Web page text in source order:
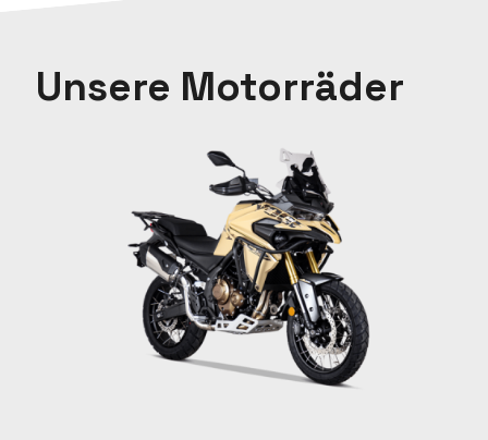
Unsere Motorräder